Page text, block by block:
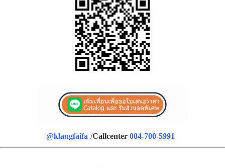
@klangfaifa /Callcenter 084-700-5991